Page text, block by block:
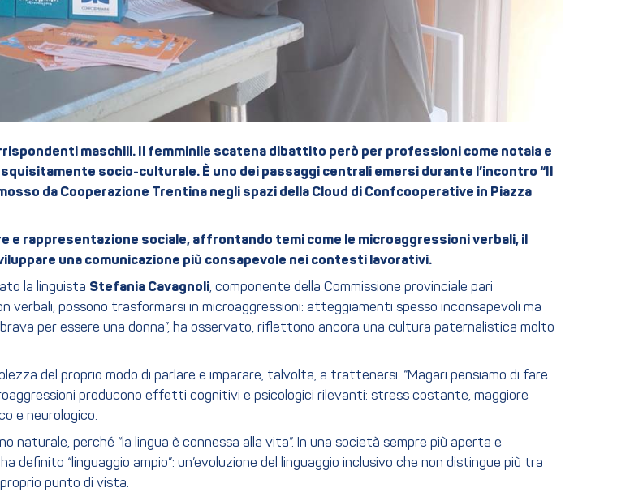
maschili. Il femminile scatena dibattito però per professioni come notaia e
socio-culturale. È uno dei passaggi centrali emersi durante l’incontro “Il
da Cooperazione Trentina negli spazi della Cloud di Confcooperative in Piazza
rappresentazione sociale, affrontando temi come le microaggressioni verbali, il
una comunicazione più consapevole nei contesti lavorativi.
la linguista Stefania Cavagnoli, componente della Commissione provinciale pari
possono trasformarsi in microaggressioni: atteggiamenti spesso inconsapevoli ma
per essere una donna”, ha osservato, riflettono ancora una cultura paternalistica molto
del proprio modo di parlare e imparare, talvolta, a trattenersi. “Magari pensiamo di fare
producono effetti cognitivi e psicologici rilevanti: stress costante, maggiore
e neurologico.
naturale, perché “la lingua è connessa alla vita”. In una società sempre più aperta e
“linguaggio ampio”: un’evoluzione del linguaggio inclusivo che non distingue più tra
punto di vista.